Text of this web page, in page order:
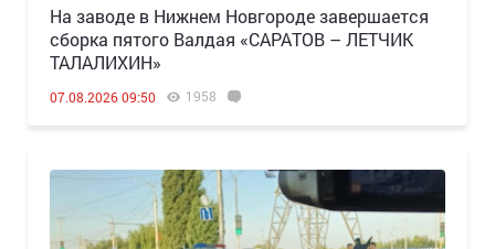
Н️а заводе в Нижнем Новгороде завершается
сборка пятого Валдая «САРАТОВ – ЛЕТЧИК
ТАЛАЛИХИН»
07.08.2026 09:50 1958